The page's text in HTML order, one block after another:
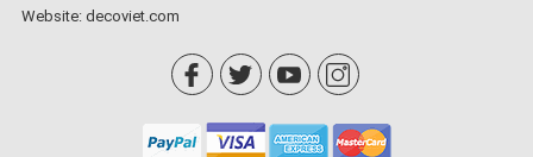
Website: decoviet.com